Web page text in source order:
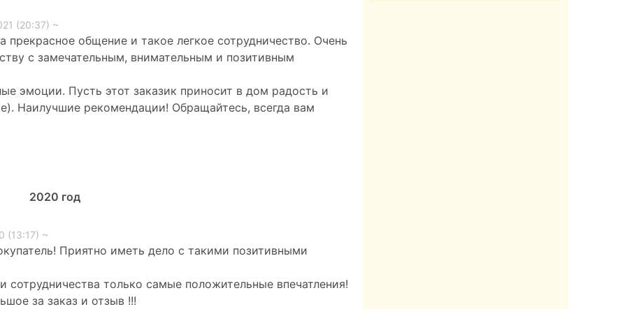
(20:37) ~
прекрасное общение и такое легкое сотрудничество. Очень
с замечательным, внимательным и позитивным
эмоции. Пусть этот заказик приносит в дом радость и
Наилучшие рекомендации! Обращайтесь, всегда вам
2020 год
(13:17) ~
Приятно иметь дело с такими позитивными
сотрудничества только самые положительные впечатления!
за заказ и отзыв !!!